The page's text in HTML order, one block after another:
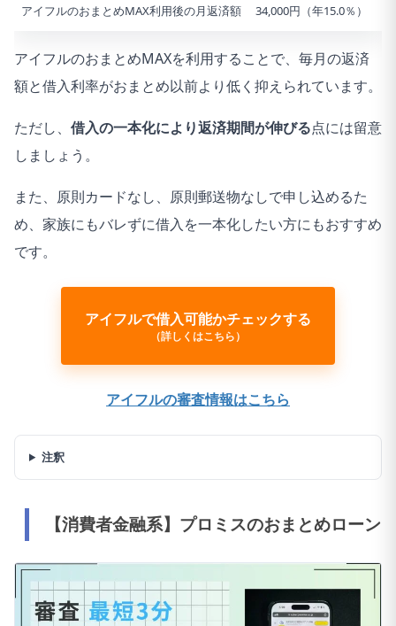
アイフルのおまとめMAX利用後の月返済額 34,000円（年15.0％）
アイフルのおまとめMAXを利用することで、毎月の返済
額と借入利率がおまとめ以前より低く抑えられています。
ただし、 借入の一本化により返済期間が伸びる点には留意
しましょう。
また、原則カードなし、原則郵送物なしで申し込めるた
め、家族にもバレずに借入を一本化したい方にもおすすめ
です。
アイフルで借入可能かチェックする
（詳しくはこちら）
アイフルの審査情報はこちら
注釈
【消費者金融系】プロミスのおまとめローン